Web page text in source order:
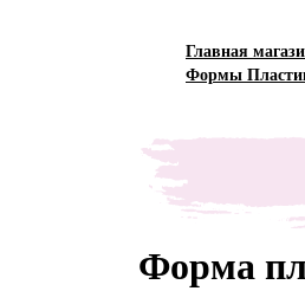
Главная
Формы
Форма